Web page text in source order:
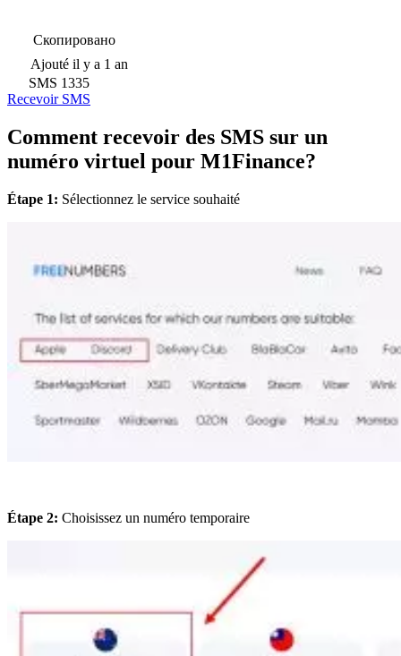
Скопировано
Ajouté il y a 1 an
SMS 1335
Recevoir SMS
Comment recevoir des SMS sur un
numéro virtuel pour M1Finance?
Étape 1: Sélectionnez le service souhaité
Étape 2: Choisissez un numéro temporaire